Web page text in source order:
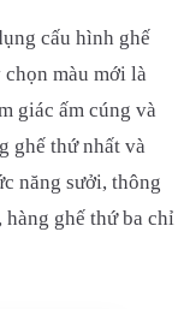
cấu hình ghế
màu mới là
giác ấm cúng và
ghế thứ nhất và
năng sưởi, thông
hàng ghế thứ ba chỉ